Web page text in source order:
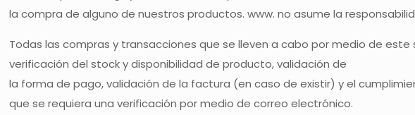
la compra de alguno de nuestros productos. www. no asume la
Todas las compras y transacciones que se lleven a cabo por medio de
verificación del stock y disponibilidad de producto, validación de
la forma de pago, validación de la factura (en caso de existir) y el
que se requiera una verificación por medio de correo electrónico.